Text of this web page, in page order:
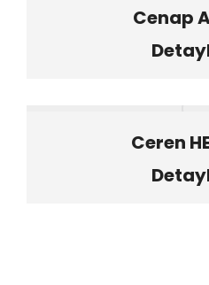
Cenap
Ceren